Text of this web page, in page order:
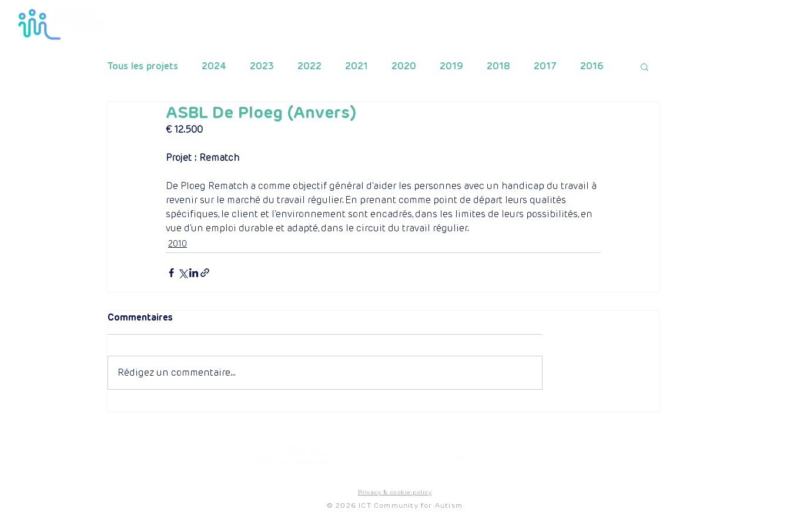
Tous les projets 2024 2023 2022 2021 2020 2019 2018 2017 2016
2014 2013 2010 2009
ASBL De Ploeg (Anvers)
€ 12.500
Projet : Rematch
De Ploeg Rematch a comme objectif général d'aider les personnes avec un handicap du travail à
revenir sur le marché du travail régulier. En prenant comme point de départ leurs qualités
spécifiques, le client et l'environnement sont encadrés, dans les limites de leurs possibilités, en
vue d'un emploi durable et adapté, dans le circuit du travail régulier.
2010
Commentaires
Rédigez un commentaire...
Privacy & cookie-policy
© 2026 ICT Community for Autism